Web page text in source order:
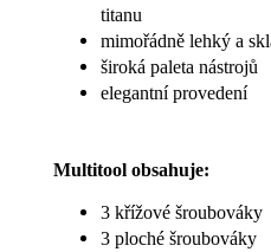
titanu
mimořádně lehký a
široká paleta nástrojů
elegantní provedení
Multitool obsahuje:
3 křížové šroubováky
3 ploché šroubováky